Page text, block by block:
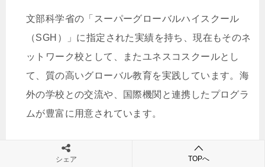
文部科学省の「スーパーグローバルハイスクール
（SGH）」に指定された実績を持ち、現在もそのネ
ットワーク校として、またユネスコスクールとし
て、質の高いグローバル教育を実践しています。海
外の学校との交流や、国際機関と連携したプログラ
ムが豊富に用意されています。
目標に応じた明確な2クラス制
シェア TOPへ